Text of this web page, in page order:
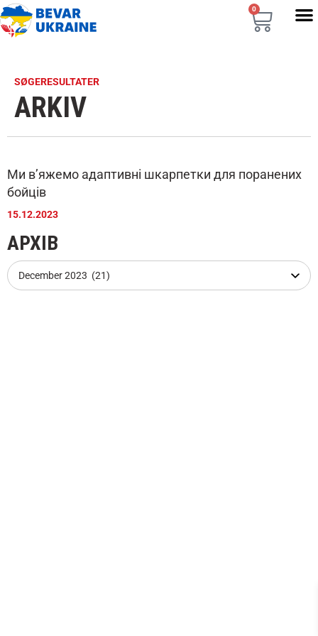
0
SØGERESULTATER
ARKIV
Ми в’яжемо адаптивні шкарпетки для поранених
бойців
15.12.2023
АРХІВ